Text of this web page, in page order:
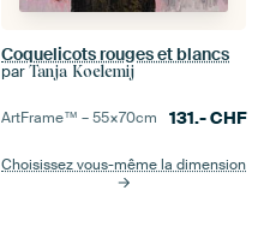
Coquelicots rouges et blancs
par Tanja Koelemij
ArtFrame™ –55×70cm 131.-CHF
Choisissez vous-même la dimension